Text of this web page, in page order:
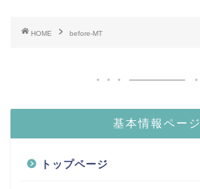
HOME before-MT
基本情報ページ
トップページ